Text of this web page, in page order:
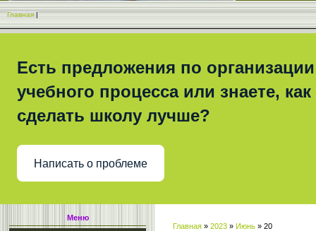
Главная |
Есть предложения по организации
учебного процесса или знаете, как
сделать школу лучше?
Написать о проблеме
Меню
Главная » 2023 » Июнь » 20